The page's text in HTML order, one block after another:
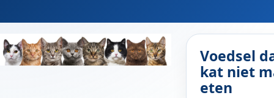
Voedsel
kat niet
eten